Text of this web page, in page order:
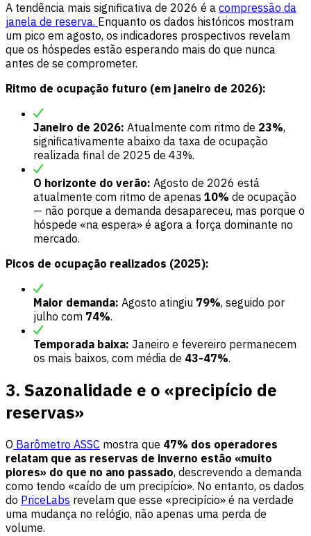
A tendência mais significativa de 2026 é a compressão da
janela de reserva. Enquanto os dados históricos mostram
um pico em agosto, os indicadores prospectivos revelam
que os hóspedes estão esperando mais do que nunca
antes de se comprometer.
Ritmo de ocupação futuro (em janeiro de 2026):
Janeiro de 2026: Atualmente com ritmo de 23%,
significativamente abaixo da taxa de ocupação
realizada final de 2025 de 43%.
O horizonte do verão: Agosto de 2026 está
atualmente com ritmo de apenas 10% de ocupação
— não porque a demanda desapareceu, mas porque o
hóspede «na espera» é agora a força dominante no
mercado.
Picos de ocupação realizados (2025):
Maior demanda: Agosto atingiu 79%, seguido por
julho com 74%.
Temporada baixa: Janeiro e fevereiro permanecem
os mais baixos, com média de 43-47%.
3. Sazonalidade e o «precipício de
reservas»
O Barômetro ASSC mostra que 47% dos operadores
relatam que as reservas de inverno estão «muito
piores» do que no ano passado, descrevendo a demanda
como tendo «caído de um precipício». No entanto, os dados
do PriceLabs revelam que esse «precipício» é na verdade
uma mudança no relógio, não apenas uma perda de
volume.